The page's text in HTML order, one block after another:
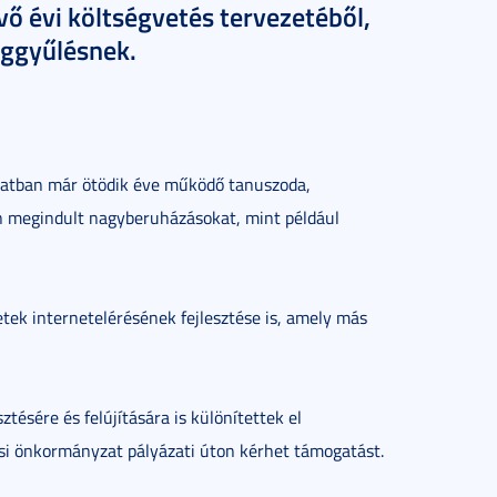
évi költségvetés tervezetéből,
már ötödik éve működő tanuszoda,
nagyberuházásokat, mint például
internetelérésének fejlesztése is, amely más
és felújítására is különítettek el
önkormányzat pályázati úton kérhet támogatást.